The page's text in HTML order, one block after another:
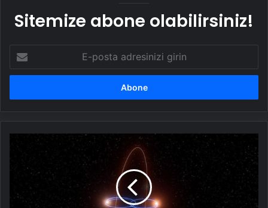
Sitemize abone olabilirsiniz!
posta
adresinizi
oluyor:
yıldızların